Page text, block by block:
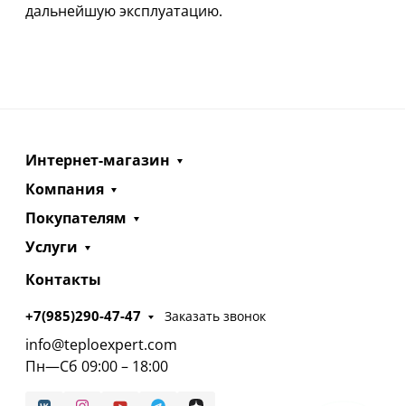
дальнейшую эксплуатацию.
Интернет-магазин
Компания
Покупателям
Услуги
Контакты
+7(985)290-47-47 Заказать звонок
info@teploexpert.com
Пн—Сб 09:00 – 18:00